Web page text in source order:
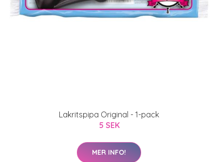
Lakritspipa Original - 1-pack
5 SEK
MER INFO!